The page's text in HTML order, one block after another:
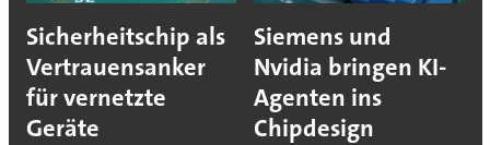
Sicherheitschip als
Vertrauensanker
für vernetzte
Geräte
Siemens und
Nvidia bringen KI-
Agenten ins
Chipdesign